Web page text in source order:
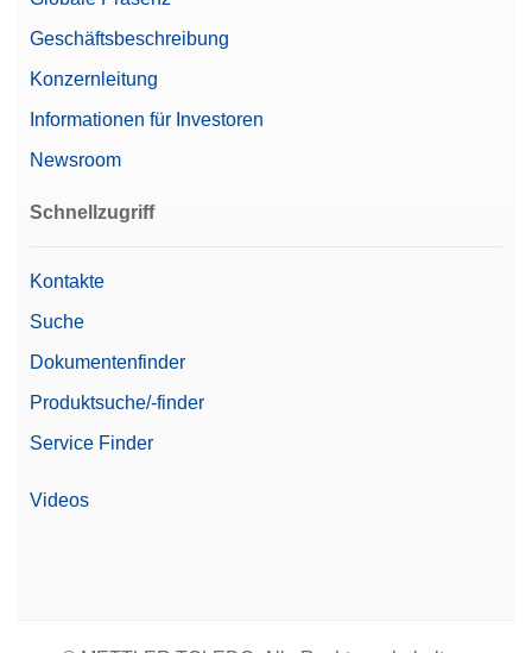
Geschäftsbeschreibung
Konzernleitung
Informationen für Investoren
Newsroom
Schnellzugriff
Kontakte
Suche
Dokumentenfinder
Produktsuche/-finder
Service Finder
Videos